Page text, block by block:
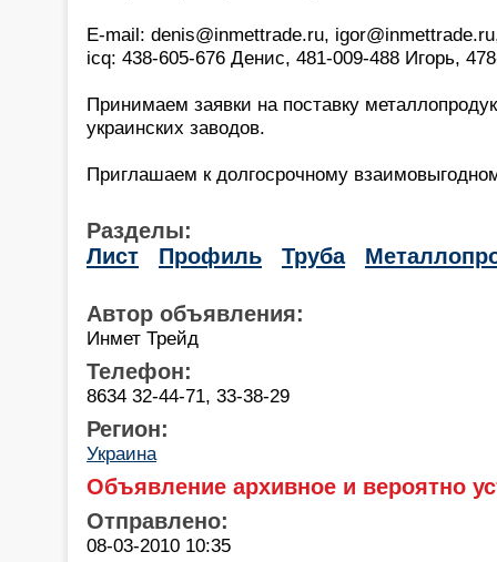
E-mail: denis@inmettrade.ru,
icq: 438-605-676 Денис, 481-009-488 Игорь,
Принимаем заявки на поставку
украинских заводов.
Приглашаем к долгосрочному
Разделы:
Лист
Профиль Труба
Автор объявления:
Инмет Трейд
Телефон:
8634 32-44-71, 33-38-29
Регион:
Украина
Объявление архивное и вероятно
Отправлено:
08-03-2010 10:35